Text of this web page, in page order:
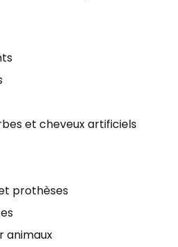
et cheveux artificiels
prothèses
animaux